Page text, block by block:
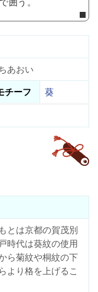
あおい
チーフ
葵
とは京都の賀茂別
時代は葵紋の使用
ら菊紋や桐紋の下
より格を上げるこ